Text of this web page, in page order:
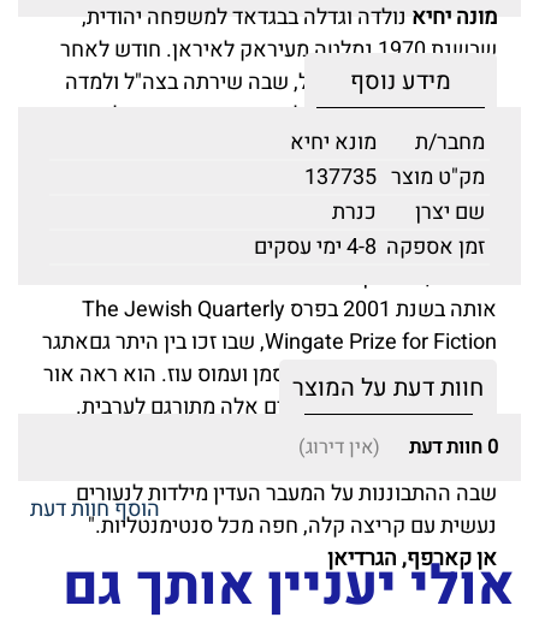
מונה יחיא נולדה וגדלה בבגדאד למשפחה יהודית,
שבשנת 1970 נמלטה מעיראק לאיראן. חודש לאחר
מכן היא עלתה לישראל, שבה שירתה בצה"ל ולמדה
צרפתית ופסיכולוגיה קלינית באוניברסיטת תל אביב.
בשנת 1985 היגרה לגרמניה ללמוד אמנות, ומאז חיה
שם.
בשנת 2000 פירסמה את הרומן הזה באנגלית, שכן
לדבריה, "אנגלית אף פעם לא פצעה אותי כמו
הערבית, וגם אין לה יומרה כמו העברית." הספר זיכה
אותה בשנת 2001 בפרס The Jewish Quarterly
Wingate Prize for Fiction, שבו זכו בין היתר גםאתגר
קרת, א"ב יהושע, דויד גרוסמן ועמוס עוז. הוא ראה אור
גם בגרמניה ובצרפת, ובימים אלה מתורגם לערבית.
"זהו רומן אקזוטי במיטבו, אבל גם יצירה על התבגרות,
שבה ההתבוננות על המעבר העדין מילדות לנעורים
נעשית עם קריצה קלה, חפה מכל סנטימנטליות."
אן קארפף, הגרדיאן
מידע נוסף
מחבר/ת
מונא יחיא
מק"ט מוצר 137735
שם יצרן
כנרת
זמן אספקה 4-8 ימי עסקים
חוות דעת על המוצר
0 חוות דעת (אין דירוג)
הוסף חוות דעת
אולי יעניין אותך גם